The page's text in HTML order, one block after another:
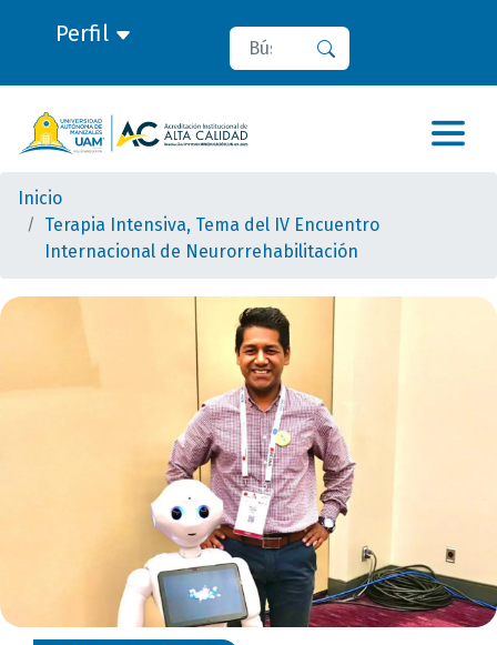
Perfil Buscar
Inicio
Terapia Intensiva, Tema del IV Encuentro
Internacional de Neurorrehabilitación